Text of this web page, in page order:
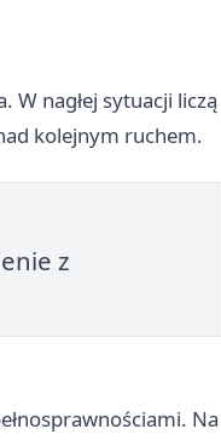
W nagłej sytuacji liczą
kolejnym ruchem.
z
Na